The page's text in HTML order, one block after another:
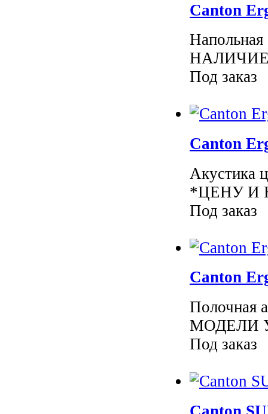
Canton
НАЛИЧИЕ
Под заказ
Canton
Акустика
*ЦЕНУ И
Под заказ
Canton
Полочная
МОДЕЛИ
Под заказ